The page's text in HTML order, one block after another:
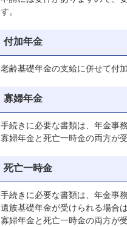
す。
付加年金
老齢基礎年金の支給に併せて付
寡婦年金
手続きに必要な書類は、年金事
寡婦年金と死亡一時金の両方が
死亡一時金
手続きに必要な書類は、年金事
遺族基礎年金が受けられる場合
寡婦年金と死亡一時金の両方が